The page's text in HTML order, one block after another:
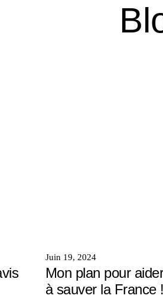
Juin 19, 2024
Mon plan pour
à sauver la France !